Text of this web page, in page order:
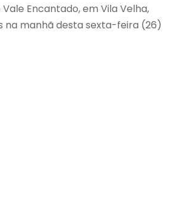
Encantado, em Vila Velha,
na manhã desta sexta-feira (26)